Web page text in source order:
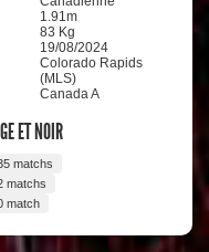
1.91m
83 Kg
19/08/2024
Colorado Rapids
(MLS)
Canada A
ET NOIR
matchs
matchs
match